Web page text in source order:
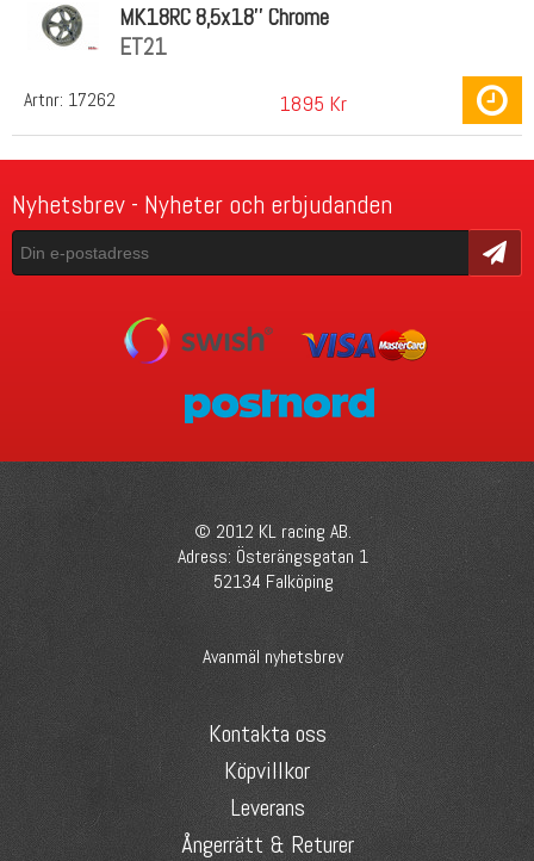
Artnr: 17262
MK18RC 8,5x18'' Chrome
ET21
1895 Kr
Nyhetsbrev - Nyheter och erbjudanden
Skicka
© 2012 KL racing AB.
Adress: Österängsgatan 1
52134 Falköping
Avanmäl nyhetsbrev
Kontakta oss
Köpvillkor
Leverans
Ångerrätt & Returer